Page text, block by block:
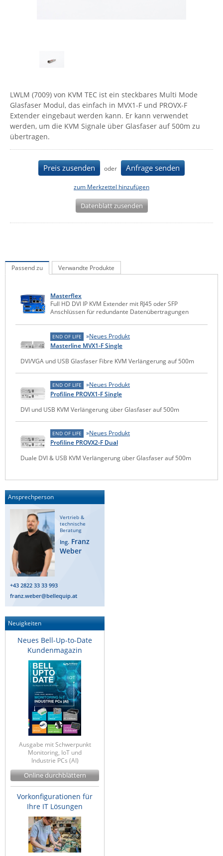
IT Netzwerktechnik / Kommunikation
Elsys
Enginko - mcf88
Fokus Technologies
Gefen
Guntermann & Drunck
Kerlink
KVM TEC
Legrand
Milesight
Moxa
Panorama Antennas
PatchSee
Power Kingdom
Poynting
Raritan
Server Technology
Siretta
SIRIO Antenne
Sunbird
Tactical Software
TEKTELIC
Teltonika
Unwired Networks
Vision
Westermo
Yuasa
ZPE Systems
News zu unseren Herstellern
LWLM (7009) von KVM TEC ist ein steckbares Multi Mode
Glasfaser Modul, das einfach in MVX1-F und PROVX-F
Extender eingebaut werden kann. Er kann verwendet
werden, um die KVM Signale über Glasfaser auf 500m zu
übertragen.
Preis zusenden oder Anfrage senden
zum Merkzettel hinzufügen
Datenblatt zusenden
Passend zu Verwandte Produkte
Masterflex
Full HD DVI IP KVM Extender mit RJ45 oder SFP
Anschlüssen für redundante Datenübertragungen
END OF LIFE
Neues Produkt
Masterline MVX1-F Single
DVI/VGA und USB Glasfaser Fibre KVM Verlängerung auf 500m
END OF LIFE
Neues Produkt
Profiline PROVX1-F Single
DVI und USB KVM Verlängerung über Glasfaser auf 500m
END OF LIFE
Neues Produkt
Profiline PROVX2-F Dual
Duale DVI & USB KVM Verlängerung über Glasfaser auf 500m
Ansprechperson
Vertrieb &
technische
Beratung
Ing. Franz
Weber
+43 2822 33 33 993
franz.weber@bellequip.at
Neuigkeiten
Neues Bell-Up-to-Date
Kundenmagazin
Ausgabe mit Schwerpunkt
Monitoring, IoT und
Industrie PCs (AI)
Online durchblättern
Vorkonfigurationen für
Ihre IT Lösungen